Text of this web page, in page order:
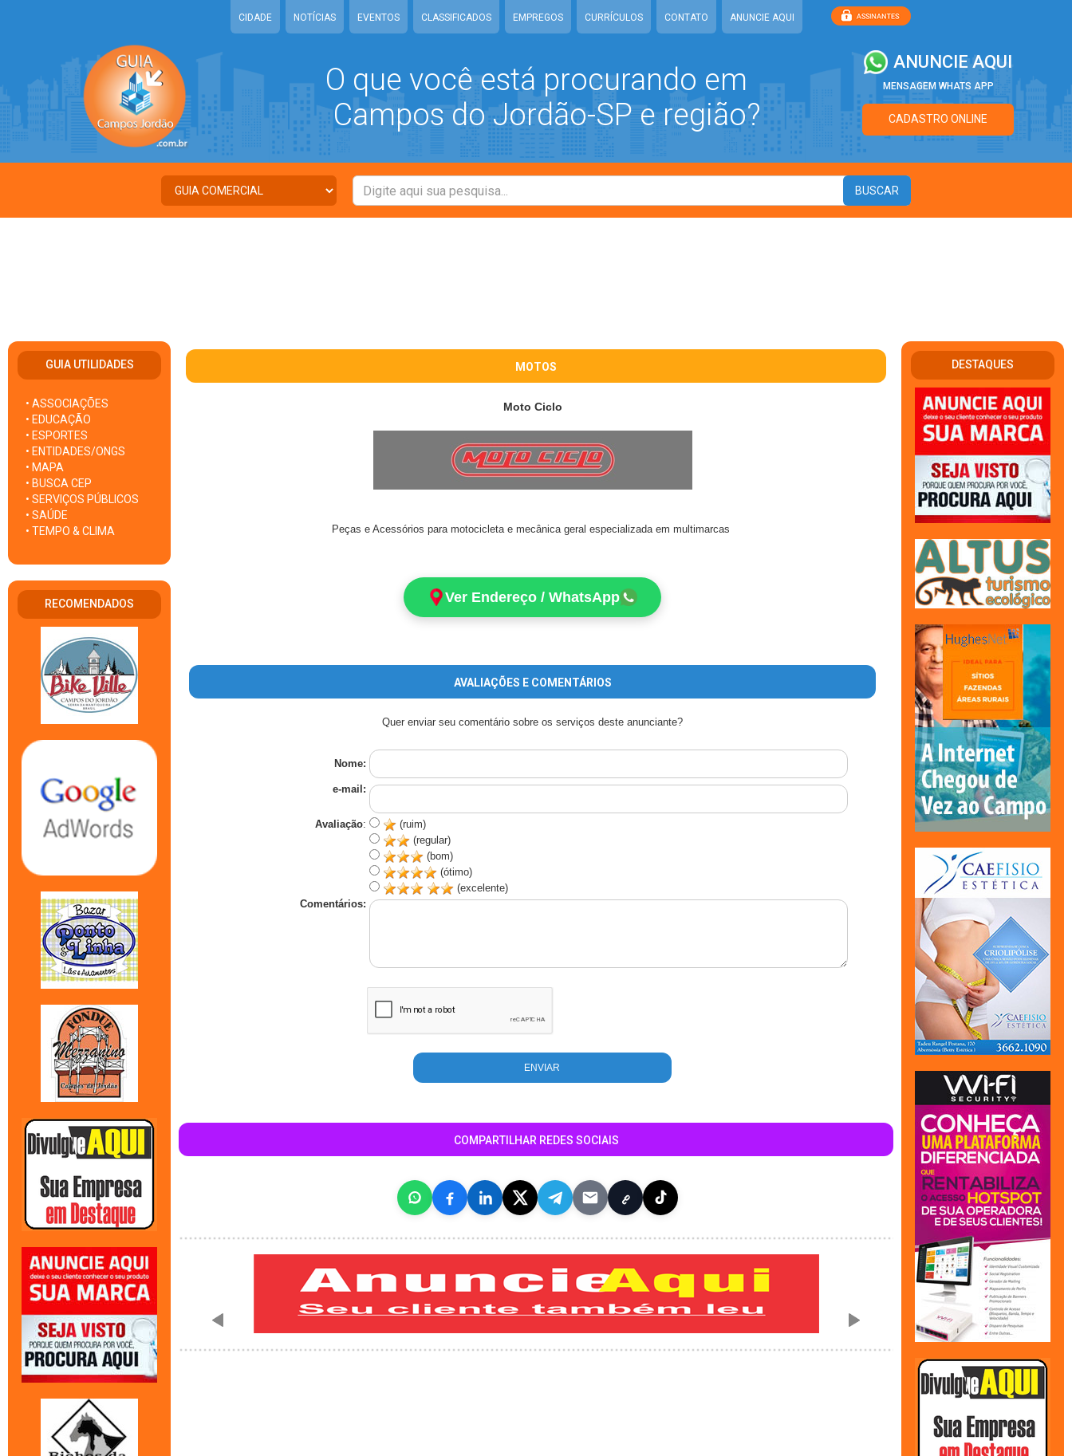
CIDADE NOTÍCIAS EVENTOS CLASSIFICADOS EMPREGOS CURRÍCULOS CONTATO ANUNCIE AQUI
O que você está procurando em
Campos do Jordão-SP e região?
ANUNCIE AQUI
MENSAGEM WHATS APP
CADASTRO ONLINE
GUIA UTILIDADES
• ASSOCIAÇÕES
• EDUCAÇÃO
• ESPORTES
• ENTIDADES/ONGS
• MAPA
• BUSCA CEP
• SERVIÇOS PÚBLICOS
• SAÚDE
• TEMPO & CLIMA
RECOMENDADOS
MOTOS
Moto Ciclo
Peças e Acessórios para motocicleta e mecânica geral especializada em multimarcas
Ver Endereço / WhatsApp
AVALIAÇÕES E COMENTÁRIOS
Quer enviar seu comentário sobre os serviços deste anunciante?
Nome:
e-mail:
Avaliação:
(ruim)
(regular)
(bom)
(ótimo)
(excelente)
Comentários:
COMPARTILHAR REDES SOCIAIS
DESTAQUES